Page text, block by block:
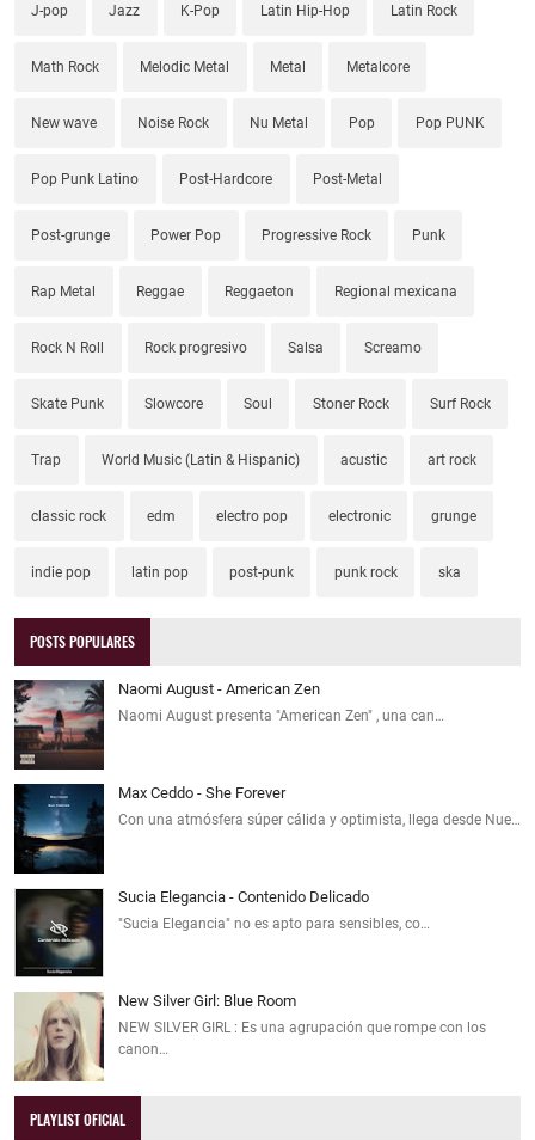
J-pop Jazz K-Pop Latin Hip-Hop Latin Rock
Math Rock Melodic Metal Metal Metalcore
New wave Noise Rock Nu Metal Pop Pop PUNK
Pop Punk Latino Post-Hardcore Post-Metal
Post-grunge Power Pop Progressive Rock Punk
Rap Metal Reggae Reggaeton Regional mexicana
Rock N Roll Rock progresivo Salsa Screamo
Skate Punk Slowcore Soul Stoner Rock Surf Rock
Trap World Music (Latin & Hispanic) acustic art rock
classic rock edm electro pop electronic grunge
indie pop latin pop post-punk punk rock ska
POSTS POPULARES
Naomi August - American Zen
Naomi August presenta "American Zen" , una can…
Max Ceddo - She Forever
Con una atmósfera súper cálida y optimista, llega desde Nue…
Sucia Elegancia - Contenido Delicado
"Sucia Elegancia" no es apto para sensibles, co…
New Silver Girl: Blue Room
NEW SILVER GIRL : Es una agrupación que rompe con los
canon…
PLAYLIST OFICIAL